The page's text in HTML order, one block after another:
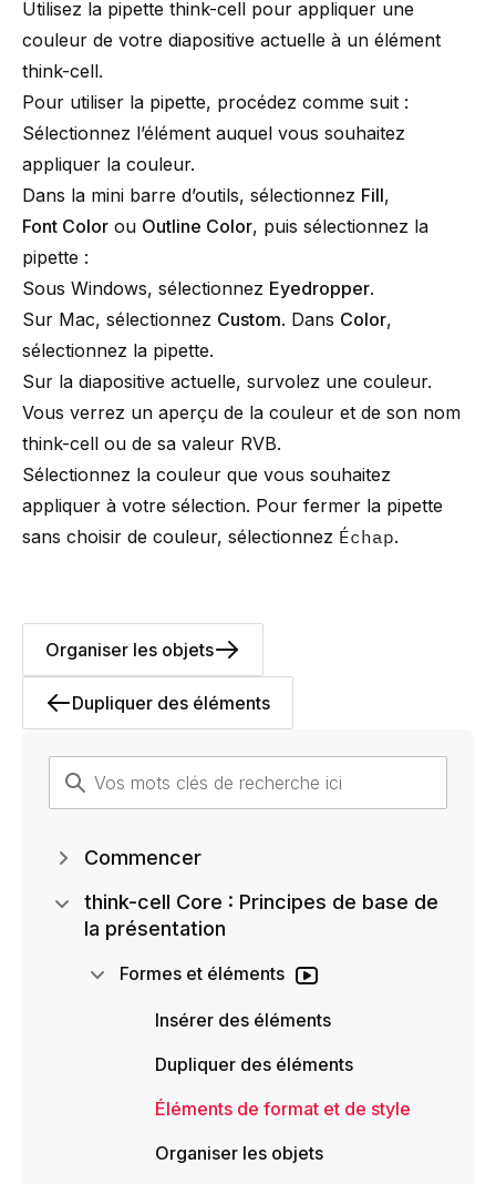
Utilisez la pipette think-cell pour appliquer une
couleur de votre diapositive actuelle à un élément
think-cell.
Pour utiliser la pipette, procédez comme suit :
Sélectionnez l’élément auquel vous souhaitez
appliquer la couleur.
Dans la mini barre d’outils, sélectionnez Fill,
Font Color ou Outline Color, puis sélectionnez la
pipette :
Sous Windows, sélectionnez Eyedropper.
Sur Mac, sélectionnez Custom. Dans Color,
sélectionnez la pipette.
Sur la diapositive actuelle, survolez une couleur.
Vous verrez un aperçu de la couleur et de son nom
think-cell ou de sa valeur RVB.
Sélectionnez la couleur que vous souhaitez
appliquer à votre sélection. Pour fermer la pipette
sans choisir de couleur, sélectionnez Échap.
Dupliquer des éléments
Organiser les objets
Commencer
think-cell Core : Principes de base de
la présentation
Formes et éléments
Insérer des éléments
Dupliquer des éléments
Éléments de format et de style
Organiser les objets